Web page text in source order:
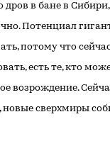
дров в бане в
Потенциал
потому что
есть те, кто
возрождение.
сверхмиры